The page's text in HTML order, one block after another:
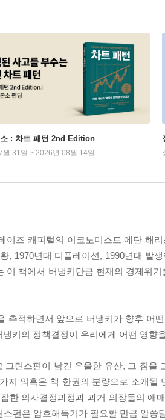
: 차트 패턴 2nd Edition
월 31일 ~ 2026년 08월 14일
즈 캐피털의 이코노미스트 에단 해
, 1970년대 디플레이션, 1990년대 발
책에서 버냉키만큼 현재의 경제위
추적하면서 앞으로 버냉키가 향후 어
키의 정책결정이 우리에게 어떤 영향
린스펀이 남긴 우울한 유산, 그 짐을
지 의혹은 책 한권의 분량으로 소개될
한 의사결정과정과 과거 의장들의 애
펀은 암호해독기가 필요할 만큼 알쏭